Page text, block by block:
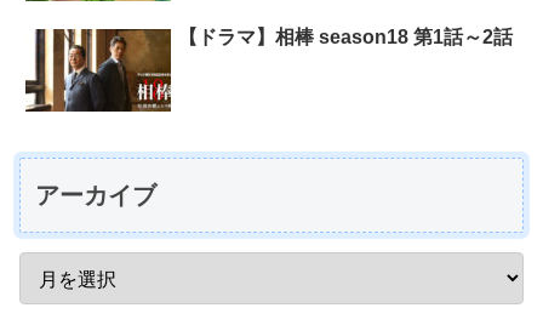
【ドラマ】相棒 season18 第1話～2話
アーカイブ